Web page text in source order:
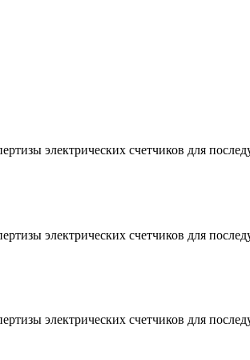
электрических счетчиков для
электрических счетчиков для
электрических счетчиков для